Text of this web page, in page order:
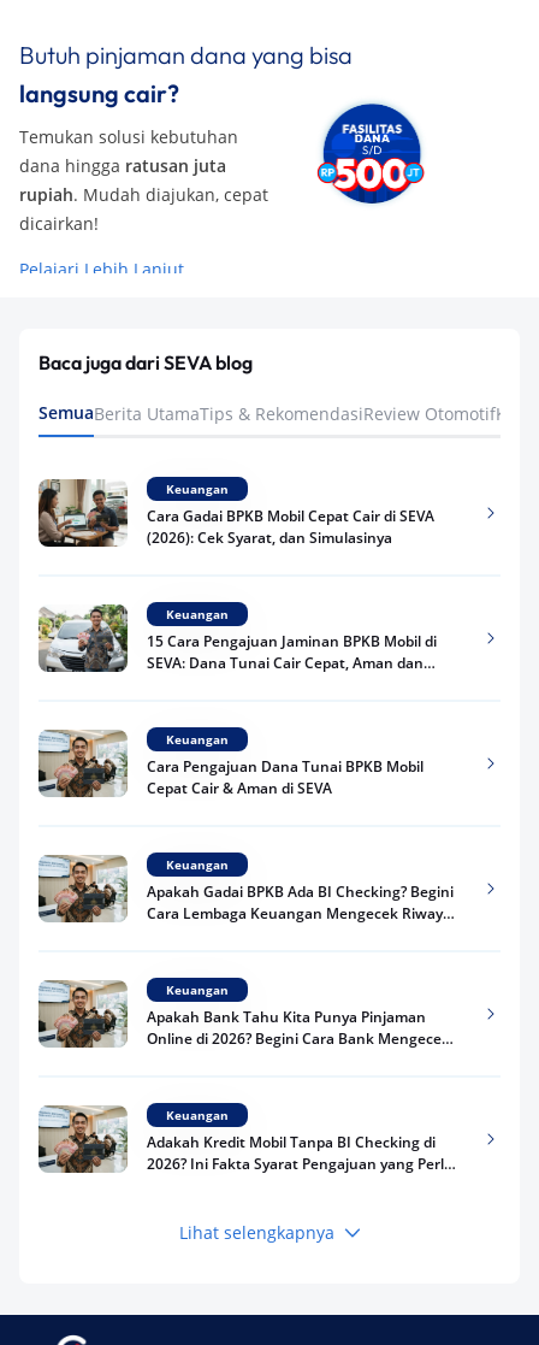
Butuh pinjaman dana yang bisa
langsung cair?
Temukan solusi kebutuhan
dana hingga ratusan juta
rupiah. Mudah diajukan, cepat
dicairkan!
Pelajari Lebih Lanjut
Baca juga dari SEVA blog
SemuaBerita UtamaTips & RekomendasiReview Otomotif
Keuangan
Cara Gadai BPKB Mobil Cepat Cair di SEVA
(2026): Cek Syarat, dan Simulasinya
Keuangan
15 Cara Pengajuan Jaminan BPKB Mobil di
SEVA: Dana Tunai Cair Cepat, Aman dan
Keuangan
Cara Pengajuan Dana Tunai BPKB Mobil
Cepat Cair & Aman di SEVA
Keuangan
Apakah Gadai BPKB Ada BI Checking? Begini
Cara Lembaga Keuangan Mengecek Riwayat
Keuangan
Apakah Bank Tahu Kita Punya Pinjaman
Online di 2026? Begini Cara Bank Mengecek
Keuangan
Adakah Kredit Mobil Tanpa BI Checking di
2026? Ini Fakta Syarat Pengajuan yang Perlu
Keuangan
Terpercaya
Lihat selengkapnya